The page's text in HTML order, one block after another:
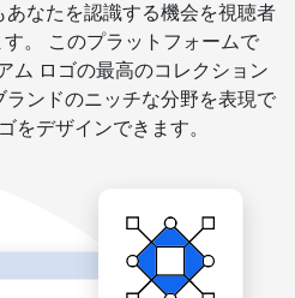
なたを認識する機会を視聴者
。 このプラットフォームで
ム ロゴの最高のコレクション
ンドのニッチな分野を表現で
をデザインできます。